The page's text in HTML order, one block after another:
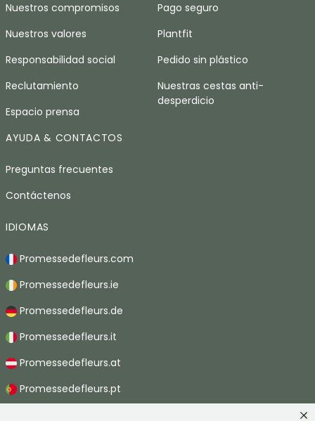
Nuestros compromisos
Nuestros valores
Responsabilidad social
Reclutamiento
Espacio prensa
Pago seguro
Plantfit
Pedido sin plástico
Nuestras cestas anti-
desperdicio
AYUDA & CONTACTOS
Preguntas frecuentes
Contáctenos
IDIOMAS
Promessedefleurs.com
Promessedefleurs.ie
Promessedefleurs.de
Promessedefleurs.it
Promessedefleurs.at
Promessedefleurs.pt